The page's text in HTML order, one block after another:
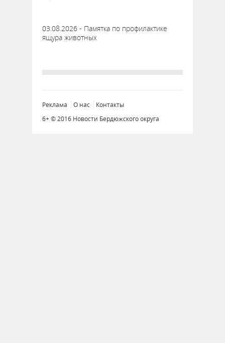
03.08.2026 - Памятка по профилактике
ящура животных
Реклама О нас
Контакты
6+ © 2016 Новости Бердюжского округа